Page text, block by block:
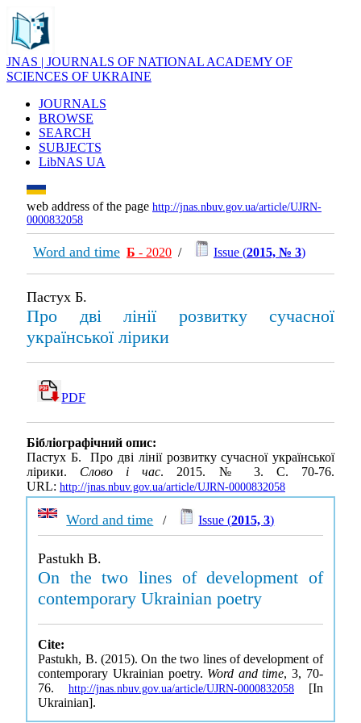
JNAS | JOURNALS OF NATIONAL ACADEMY OF
SCIENCES OF UKRAINE
JOURNALS
BROWSE
SEARCH
SUBJECTS
LibNAS UA
web address of the page http://jnas.nbuv.gov.ua/article/UJRN-
0000832058
Word and time Б - 2020 / Issue (2015, № 3)
Пастух Б.
Про дві лінії розвитку сучасної
української лірики
PDF
Бібліографічний опис:
Пастух Б. Про дві лінії розвитку сучасної української
лірики. Слово і час. 2015. № 3. С. 70-76.
URL: http://jnas.nbuv.gov.ua/article/UJRN-0000832058
Word and time / Issue (2015, 3)
Pastukh B.
On the two lines of development of
contemporary Ukrainian poetry
Cite:
Pastukh, B. (2015). On the two lines of development of
contemporary Ukrainian poetry. Word and time, 3, 70-
76. http://jnas.nbuv.gov.ua/article/UJRN-0000832058 [In
Ukrainian].